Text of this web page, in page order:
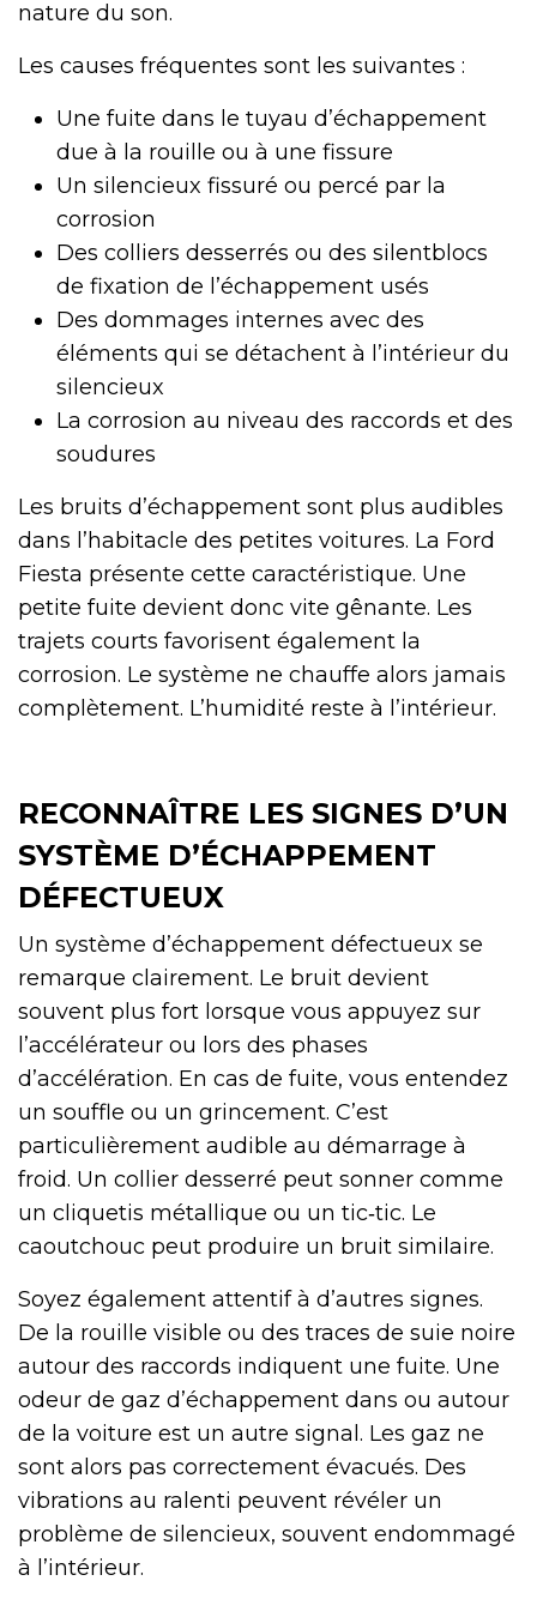
nature du son.
Les causes fréquentes sont les suivantes :
Une fuite dans le tuyau d’échappement
due à la rouille ou à une fissure
Un silencieux fissuré ou percé par la
corrosion
Des colliers desserrés ou des silentblocs
de fixation de l’échappement usés
Des dommages internes avec des
éléments qui se détachent à l’intérieur du
silencieux
La corrosion au niveau des raccords et des
soudures
Les bruits d’échappement sont plus audibles
dans l’habitacle des petites voitures. La Ford
Fiesta présente cette caractéristique. Une
petite fuite devient donc vite gênante. Les
trajets courts favorisent également la
corrosion. Le système ne chauffe alors jamais
complètement. L’humidité reste à l’intérieur.
RECONNAÎTRE LES SIGNES D’UN
SYSTÈME D’ÉCHAPPEMENT
DÉFECTUEUX
Un système d’échappement défectueux se
remarque clairement. Le bruit devient
souvent plus fort lorsque vous appuyez sur
l’accélérateur ou lors des phases
d’accélération. En cas de fuite, vous entendez
un souffle ou un grincement. C’est
particulièrement audible au démarrage à
froid. Un collier desserré peut sonner comme
un cliquetis métallique ou un tic‑tic. Le
caoutchouc peut produire un bruit similaire.
Soyez également attentif à d’autres signes.
De la rouille visible ou des traces de suie noire
autour des raccords indiquent une fuite. Une
odeur de gaz d’échappement dans ou autour
de la voiture est un autre signal. Les gaz ne
sont alors pas correctement évacués. Des
vibrations au ralenti peuvent révéler un
problème de silencieux, souvent endommagé
à l’intérieur.